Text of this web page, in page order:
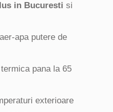
in Bucuresti si
apa putere de
pana la 65
exterioare